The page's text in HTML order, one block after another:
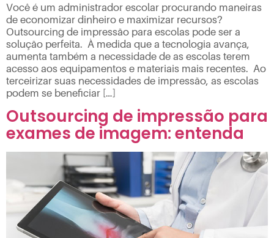
Você é um administrador escolar procurando maneiras
de economizar dinheiro e maximizar recursos?
Outsourcing de impressão para escolas pode ser a
solução perfeita. À medida que a tecnologia avança,
aumenta também a necessidade de as escolas terem
acesso aos equipamentos e materiais mais recentes. Ao
terceirizar suas necessidades de impressão, as escolas
podem se beneficiar […]
Outsourcing de impressão para
exames de imagem: entenda